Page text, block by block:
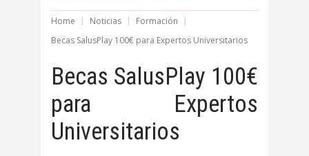
Home Noticias
Formación
Becas SalusPlay 100€ para Expertos Universitarios
Becas SalusPlay 100€
para Expertos
Universitarios